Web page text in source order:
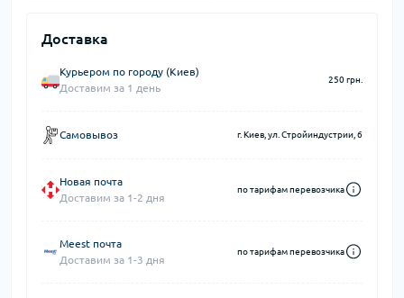
Доставка
Курьером по городу (Киев)
Доставим за 1 день
250 грн.
Самовывоз г. Киев, ул. Стройиндустрии, 6
Новая почта
Доставим за 1-2 дня
по тарифам перевозчика
Meest почта
Доставим за 1-3 дня
по тарифам перевозчика